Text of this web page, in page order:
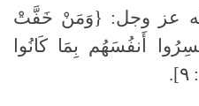
الله عز وجل: {وَمَنْ خَفَّتْ
أَنفُسَهُم بِمَا كَانُوا